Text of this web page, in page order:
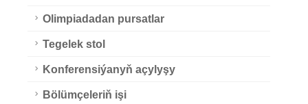
Olimpiadadan pursatlar
Tegelek stol
Konferensiýanyň açylyşy
Bölümçeleriň işi